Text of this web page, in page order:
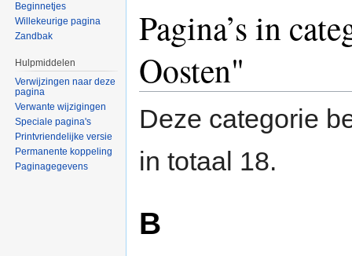
Pagina’s in
Oosten"
Deze categorie
in totaal 18.
B
Beginnetjes
Willekeurige pagina
Zandbak
Hulpmiddelen
Verwijzingen naar deze
pagina
Verwante wijzigingen
Speciale pagina's
Printvriendelijke versie
Permanente koppeling
Paginagegevens